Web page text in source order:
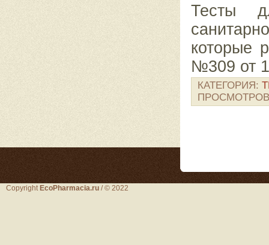
Тесты
которые
№309 от
КАТЕГОРИЯ:
Copyright EcoPharmacia.ru / © 2022